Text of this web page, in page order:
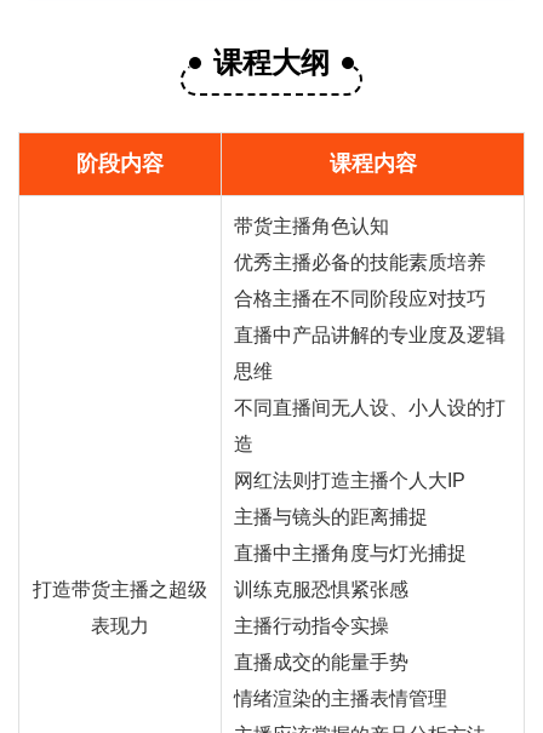
课程大纲
阶段内容 课程内容
打造带货主播之超级
表现力
带货主播角色认知
优秀主播必备的技能素质培养
合格主播在不同阶段应对技巧
直播中产品讲解的专业度及逻辑
思维
不同直播间无人设、小人设的打
造
网红法则打造主播个人大IP
主播与镜头的距离捕捉
直播中主播角度与灯光捕捉
训练克服恐惧紧张感
主播行动指令实操
直播成交的能量手势
情绪渲染的主播表情管理